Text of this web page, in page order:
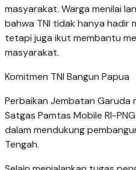
masyarakat. Warga menilai
bahwa TNI tidak hanya hadir
tetapi juga ikut membantu
masyarakat.
Komitmen TNI Bangun Papua
Perbaikan Jembatan Garuda
Satgas Pamtas Mobile RI-
dalam mendukung
Tengah.